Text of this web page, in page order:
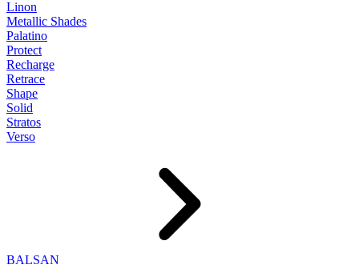
Linon
Metallic Shades
Palatino
Protect
Recharge
Retrace
Shape
Solid
Stratos
Verso
BALSAN